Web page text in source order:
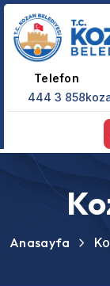
Telefon
444 3 858
Anasayfa